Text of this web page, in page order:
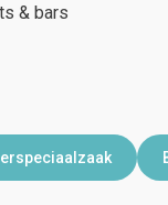
& bars